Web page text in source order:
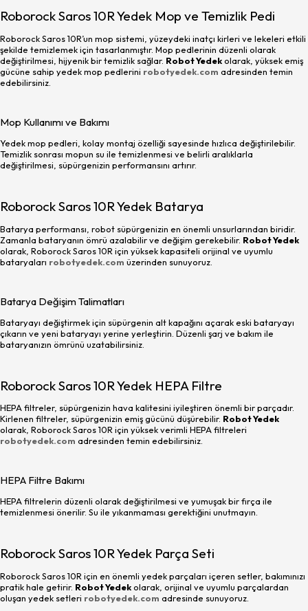
Roborock Saros 10R Yedek Mop ve Temizlik Pedi
Roborock Saros 10R’un mop sistemi, yüzeydeki inatçı kirleri ve lekeleri etkili
şekilde temizlemek için tasarlanmıştır. Mop pedlerinin düzenli olarak
değiştirilmesi, hijyenik bir temizlik sağlar. Robot Yedekolarak, yüksek emiş
gücüne sahip yedek mop pedlerini robotyedek.com adresinden temin
edebilirsiniz.
Mop Kullanımı ve Bakımı
Yedek mop pedleri, kolay montaj özelliği sayesinde hızlıca değiştirilebilir.
Temizlik sonrası mopun su ile temizlenmesi ve belirli aralıklarla
değiştirilmesi, süpürgenizin performansını artırır.
Roborock Saros 10R Yedek Batarya
Batarya performansı, robot süpürgenizin en önemli unsurlarından biridir.
Zamanla bataryanın ömrü azalabilir ve değişim gerekebilir. Robot Yedek
olarak, Roborock Saros 10R için yüksek kapasiteli orijinal ve uyumlu
bataryaları robotyedek.com üzerinden sunuyoruz.
Batarya Değişim Talimatları
Bataryayı değiştirmek için süpürgenin alt kapağını açarak eski bataryayı
çıkarın ve yeni bataryayı yerine yerleştirin. Düzenli şarj ve bakım ile
bataryanızın ömrünü uzatabilirsiniz.
Roborock Saros 10R Yedek HEPA Filtre
HEPA filtreler, süpürgenizin hava kalitesini iyileştiren önemli bir parçadır.
Kirlenen filtreler, süpürgenizin emiş gücünü düşürebilir. Robot Yedek
olarak, Roborock Saros 10R için yüksek verimli HEPA filtreleri
robotyedek.com adresinden temin edebilirsiniz.
HEPA Filtre Bakımı
HEPA filtrelerin düzenli olarak değiştirilmesi ve yumuşak bir fırça ile
temizlenmesi önerilir. Su ile yıkanmaması gerektiğini unutmayın.
Roborock Saros 10R Yedek Parça Seti
Roborock Saros 10R için en önemli yedek parçaları içeren setler, bakımınızı
pratik hale getirir. Robot Yedekolarak, orijinal ve uyumlu parçalardan
oluşan yedek setleri robotyedek.com adresinde sunuyoruz.